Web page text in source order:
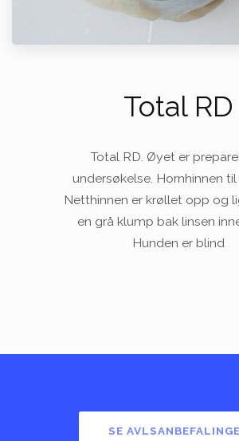
​Total RD
Total RD. Øyet er
undersøkelse. Hornhinnen til
Netthinnen er krøllet opp og
en grå klump bak linsen
Hunden er blind
SE